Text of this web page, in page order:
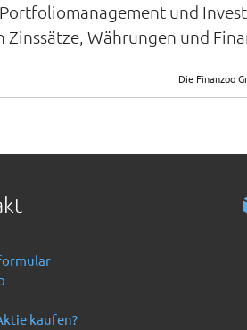
und
Zinssätze, Währungen und
Die Finanzoo
kaufen?